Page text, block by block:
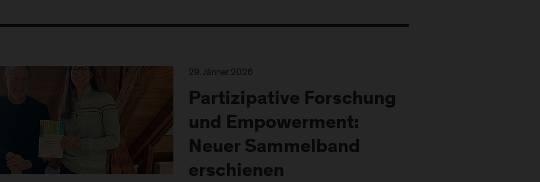
29. Jänner 2026
Partizipative Forschung
und Empowerment:
Neuer Sammelband
erschienen